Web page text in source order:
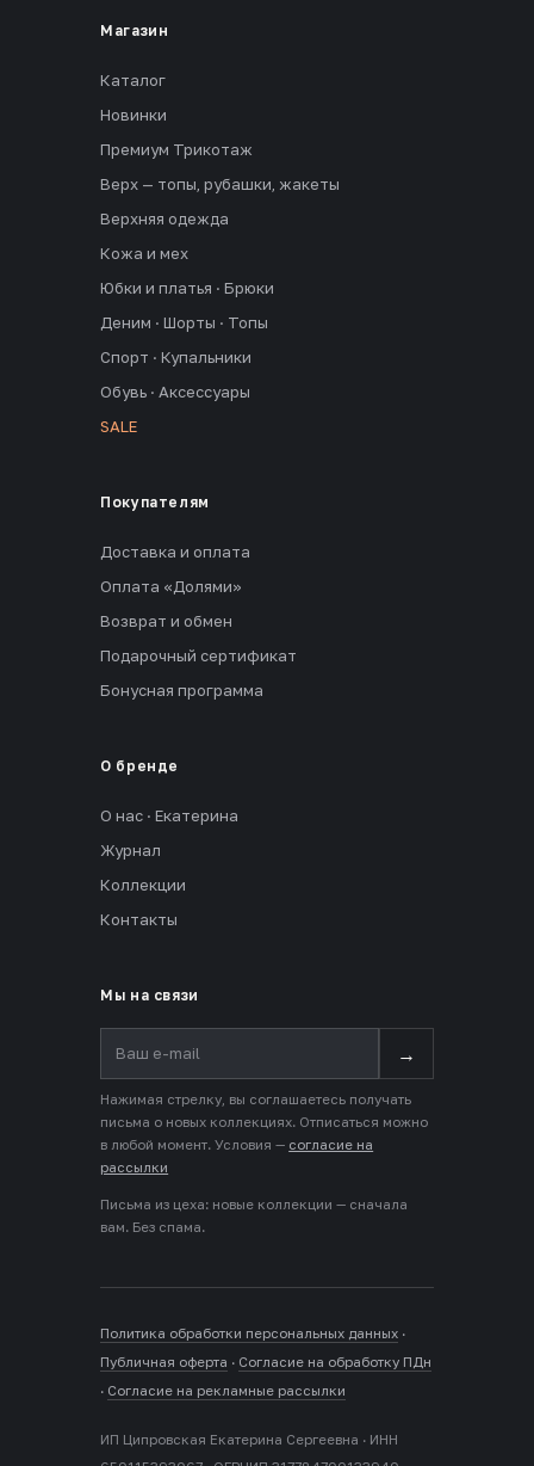
Магазин
Каталог
Новинки
Премиум Трикотаж
Верх — топы, рубашки, жакеты
Верхняя одежда
Кожа и мех
Юбки и платья · Брюки
Деним · Шорты · Топы
Спорт · Купальники
Обувь · Аксессуары
SALE
Покупателям
Доставка и оплата
Оплата «Долями»
Возврат и обмен
Подарочный сертификат
Бонусная программа
О бренде
О нас · Екатерина
Журнал
Коллекции
Контакты
Мы на связи
→
Нажимая стрелку, вы соглашаетесь получать
письма о новых коллекциях. Отписаться можно
в любой момент. Условия — согласие на
рассылки
Письма из цеха: новые коллекции — сначала
вам. Без спама.
Политика обработки персональных данных ·
Публичная оферта · Согласие на обработку ПДн
· Согласие на рекламные рассылки
ИП Ципровская Екатерина Сергеевна · ИНН